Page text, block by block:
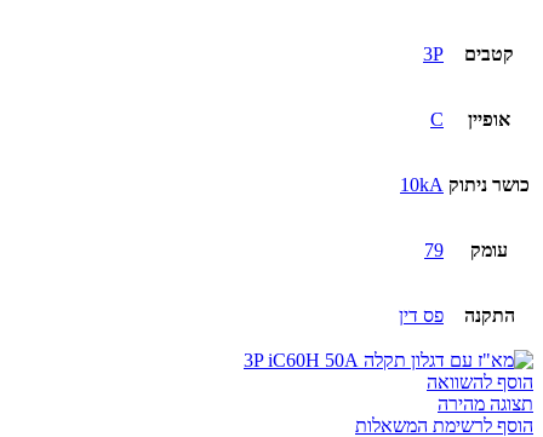
קטבים 3P
אופיין C
כושר ניתוק 10kA
עומק 79
התקנה פס דין
הוסף להשוואה
תצוגה מהירה
הוסף לרשימת המשאלות